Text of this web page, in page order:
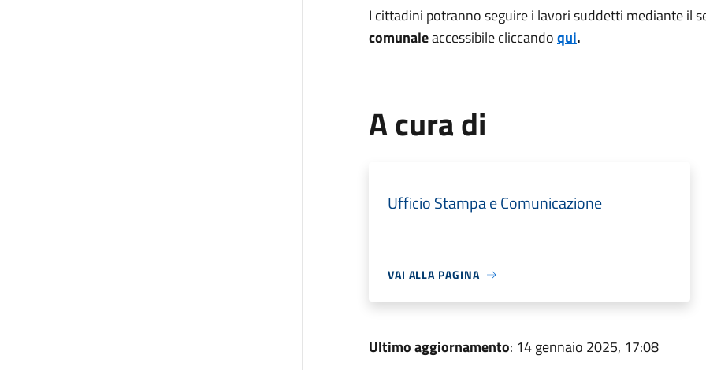
I cittadini potranno seguire i lavori suddetti mediante il
comunaleaccessibile cliccandoqui.
A cura di
Ufficio Stampa e Comunicazione
VAI ALLA PAGINA
Ultimo aggiornamento: 14 gennaio 2025, 17:08